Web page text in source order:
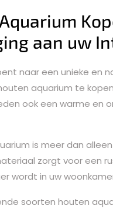
aan uw
naar een unieke en
aquarium te
ook een warme en
is meer dan
zorgt voor een
wordt in uw
soorten houten